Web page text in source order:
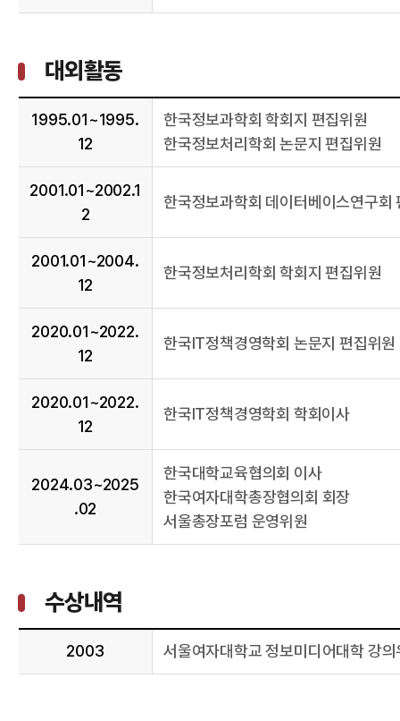
대외활동
1995.01~1995.
12
한국정보과학회 학회지 편집위원
한국정보처리학회 논문지 편집위원
2001.01~2002.1
2
한국정보과학회 데이터베이스연구회
2001.01~2004.
12
한국정보처리학회 학회지 편집위원
2020.01~2022.
12
한국IT정책경영학회 논문지 편집위원
2020.01~2022.
12
한국IT정책경영학회 학회이사
2024.03~2025
.02
한국대학교육협의회 이사
한국여자대학총장협의회 회장
서울총장포럼 운영위원
수상내역
2003 서울여자대학교 정보미디어대학 강